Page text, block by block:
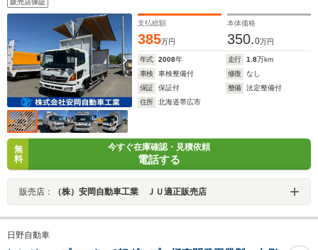
販売店保証
支払総額
385万円
本体価格
350.0万円
年式 2008年 走行 1.8万km
車検
車検整備付 修復
なし
保証
保証付 整備
法定整備付
住所
北海道帯広市
無
料
今すぐ在庫確認・見積依頼
電話する
販売店： （株）安岡自動車工業 ＪＵ適正販売店
日野自動車